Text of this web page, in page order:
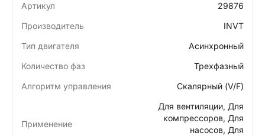
Артикул
29876
Производитель
INVT
Тип двигателя
Асинхронный
Количество фаз
Трехфазный
Алгоритм управления
Скалярный (V/F)
Применение
Для вентиляции, Для
компрессоров, Для
насосов, Для